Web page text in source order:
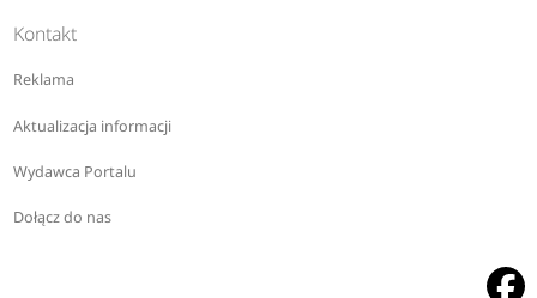
Kontakt
Reklama
Aktualizacja informacji
Wydawca Portalu
Dołącz do nas